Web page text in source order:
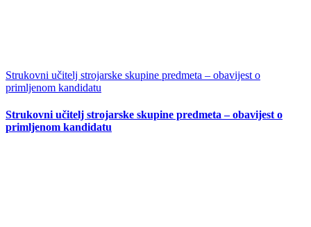
Strukovni učitelj strojarske skupine predmeta – obavijest o
primljenom kandidatu
Strukovni učitelj strojarske skupine predmeta – obavijest o
primljenom kandidatu